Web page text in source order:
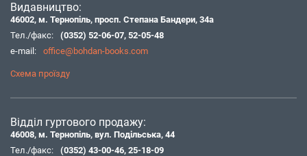
Видавництво:
46002, м. Тернопіль, просп. Степана Бандери, 34а
Тел./факс:
(0352) 52-06-07, 52-05-48
e-mail:
office@bohdan-books.com
Схема проїзду
Відділ гуртового продажу:
46008, м. Тернопіль, вул. Подільська, 44
Тел./факс:
(0352) 43-00-46, 25-18-09